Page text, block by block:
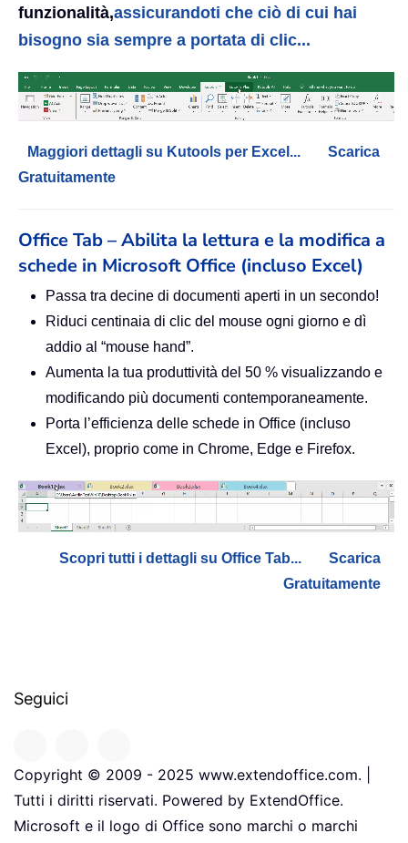
funzionalità,assicurandoti che ciò di cui hai
bisogno sia sempre a portata di clic...
Maggiori dettagli su Kutools per Excel...
Scarica
Gratuitamente
Office Tab – Abilita la lettura e la modifica a
schede in Microsoft Office (incluso Excel)
Passa tra decine di documenti aperti in un secondo!
Riduci centinaia di clic del mouse ogni giorno e dì
addio al “mouse hand”.
Aumenta la tua produttività del 50 % visualizzando e
modificando più documenti contemporaneamente.
Porta l’efficienza delle schede in Office (incluso
Excel), proprio come in Chrome, Edge e Firefox.
Scopri tutti i dettagli su Office Tab...
Scarica
Gratuitamente
Seguici
Copyright © 2009 - 2025 www.extendoffice.com. |
Tutti i diritti riservati. Powered by ExtendOffice.
Microsoft e il logo di Office sono marchi o marchi